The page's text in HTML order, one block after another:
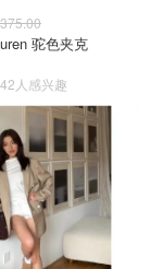
驼色夹克
人感兴趣